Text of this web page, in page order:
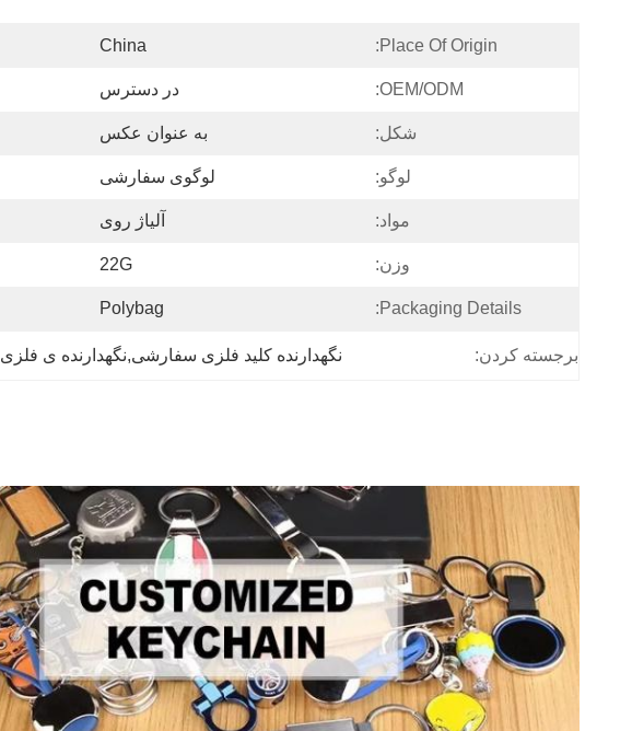
Place Of Origin:
China
OEM/ODM: در دسترس
شکل: به عنوان عکس
لوگو: لوگوی سفارشی
مواد: آلیاژ روی
وزن: 22G
Packaging Details:
Polybag
برجسته کردن: نگهدارنده کلید فلزی سفارشی,نگهدارنده ی فلزی